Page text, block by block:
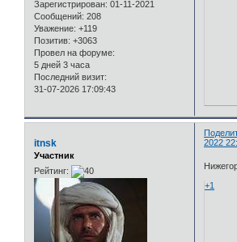
Зарегистрирован: 01-11-2021
Сообщений: 208
Уважение: +119
Позитив: +3063
Провел на форуме:
5 дней 3 часа
Последний визит:
31-07-2026 17:09:43
2022
itnsk
Участник
Рейтинг:
+1